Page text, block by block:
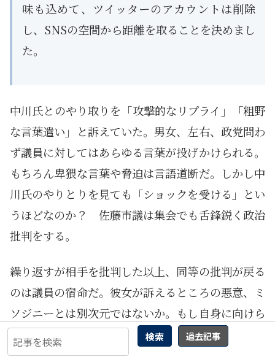
検索 過去記事
味も込めて、ツイッターのアカウントは削除
し、SNSの空間から距離を取ることを決めまし
た。
中川氏とのやり取りを「攻撃的なリプライ」「粗野
な言葉遣い」と訴えていた。男女、左右、政党問わ
ず議員に対してはあらゆる言葉が投げかけられる。
もちろん卑猥な言葉や脅迫は言語道断だ。しかし中
川氏のやりとりを見ても「ショックを受ける」とい
うほどなのか？ 佐藤市議は集会でも舌鋒鋭く政治
批判をする。
繰り返すが相手を批判した以上、同等の批判が戻る
のは議員の宿命だ。彼女が訴えるところの悪意、ミ
ソジニーとは別次元ではないか。もし自身に向けら
れた批判が「女性蔑視」に由来しており、それに抗
議をしたいならばアカウントの削除は全く逆行す